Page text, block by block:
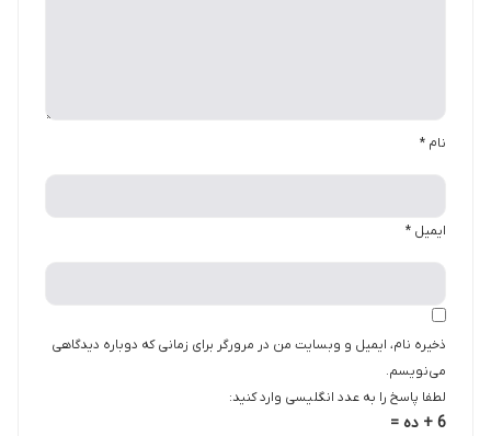
نام *
ایمیل *
ذخیره نام، ایمیل و وبسایت من در مرورگر برای زمانی که دوباره دیدگاهی
می‌نویسم.
لطفا پاسخ را به عدد انگلیسی وارد کنید:
6 + ده =